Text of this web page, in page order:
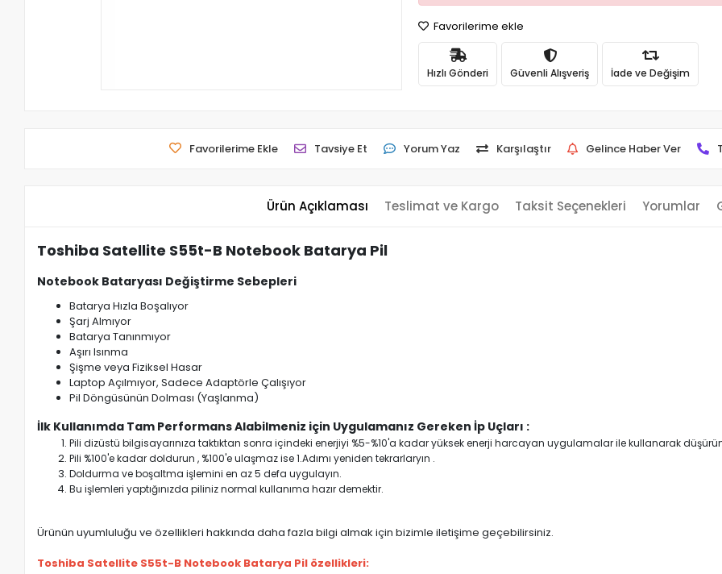
Favorilerime ekle
Hızlı Gönderi Güvenli Alışveriş İade ve Değişim
Favorilerime Ekle Tavsiye Et Yorum Yaz Karşılaştır Gelince Haber Ver
Ürün Açıklaması Teslimat ve Kargo Taksit Seçenekleri Yorumlar
Toshiba Satellite S55t-B Notebook Batarya Pil
Notebook Bataryası Değiştirme Sebepleri
Batarya Hızla Boşalıyor
Şarj Almıyor
Batarya Tanınmıyor
Aşırı Isınma
Şişme veya Fiziksel Hasar
Laptop Açılmıyor, Sadece Adaptörle Çalışıyor
Pil Döngüsünün Dolması (Yaşlanma)
İlk Kullanımda Tam Performans Alabilmeniz için Uygulamanız Gereken İp Uçları :
Pili dizüstü bilgisayarınıza taktıktan sonra içindeki enerjiyi %5-%10'a kadar yüksek enerji harcayan uygulamalar ile kullanarak
Pili %100'e kadar doldurun , %100'e ulaşmaz ise 1.Adımı yeniden tekrarlaryın .
Doldurma ve boşaltma işlemini en az 5 defa uygulayın.
Bu işlemleri yaptığınızda piliniz normal kullanıma hazır demektir.
Ürünün uyumluluğu ve özellikleri hakkında daha fazla bilgi almak için bizimle iletişime geçebilirsiniz.
Toshiba Satellite S55t-B Notebook Batarya Pil özellikleri: